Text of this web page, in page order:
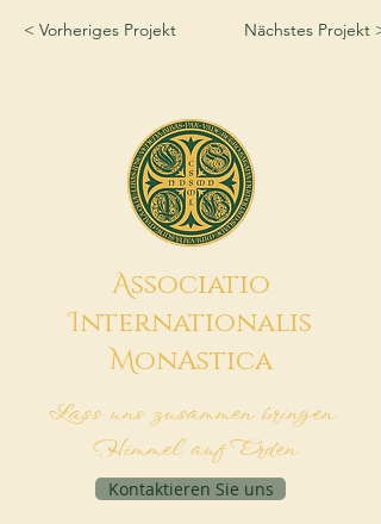
< Vorheriges Projekt Nächstes Projekt >
Associatio
Internationalis
MonAstica
Lass uns zusammen bringen
Himmel auf Erden
Kontaktieren Sie uns